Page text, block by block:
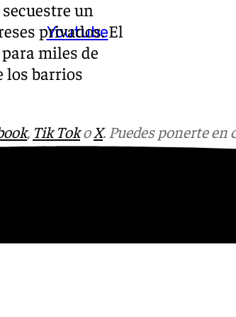
Youtube
un
privados. El
miles de
los barrios
, Tik TokoX. Puedes ponerte